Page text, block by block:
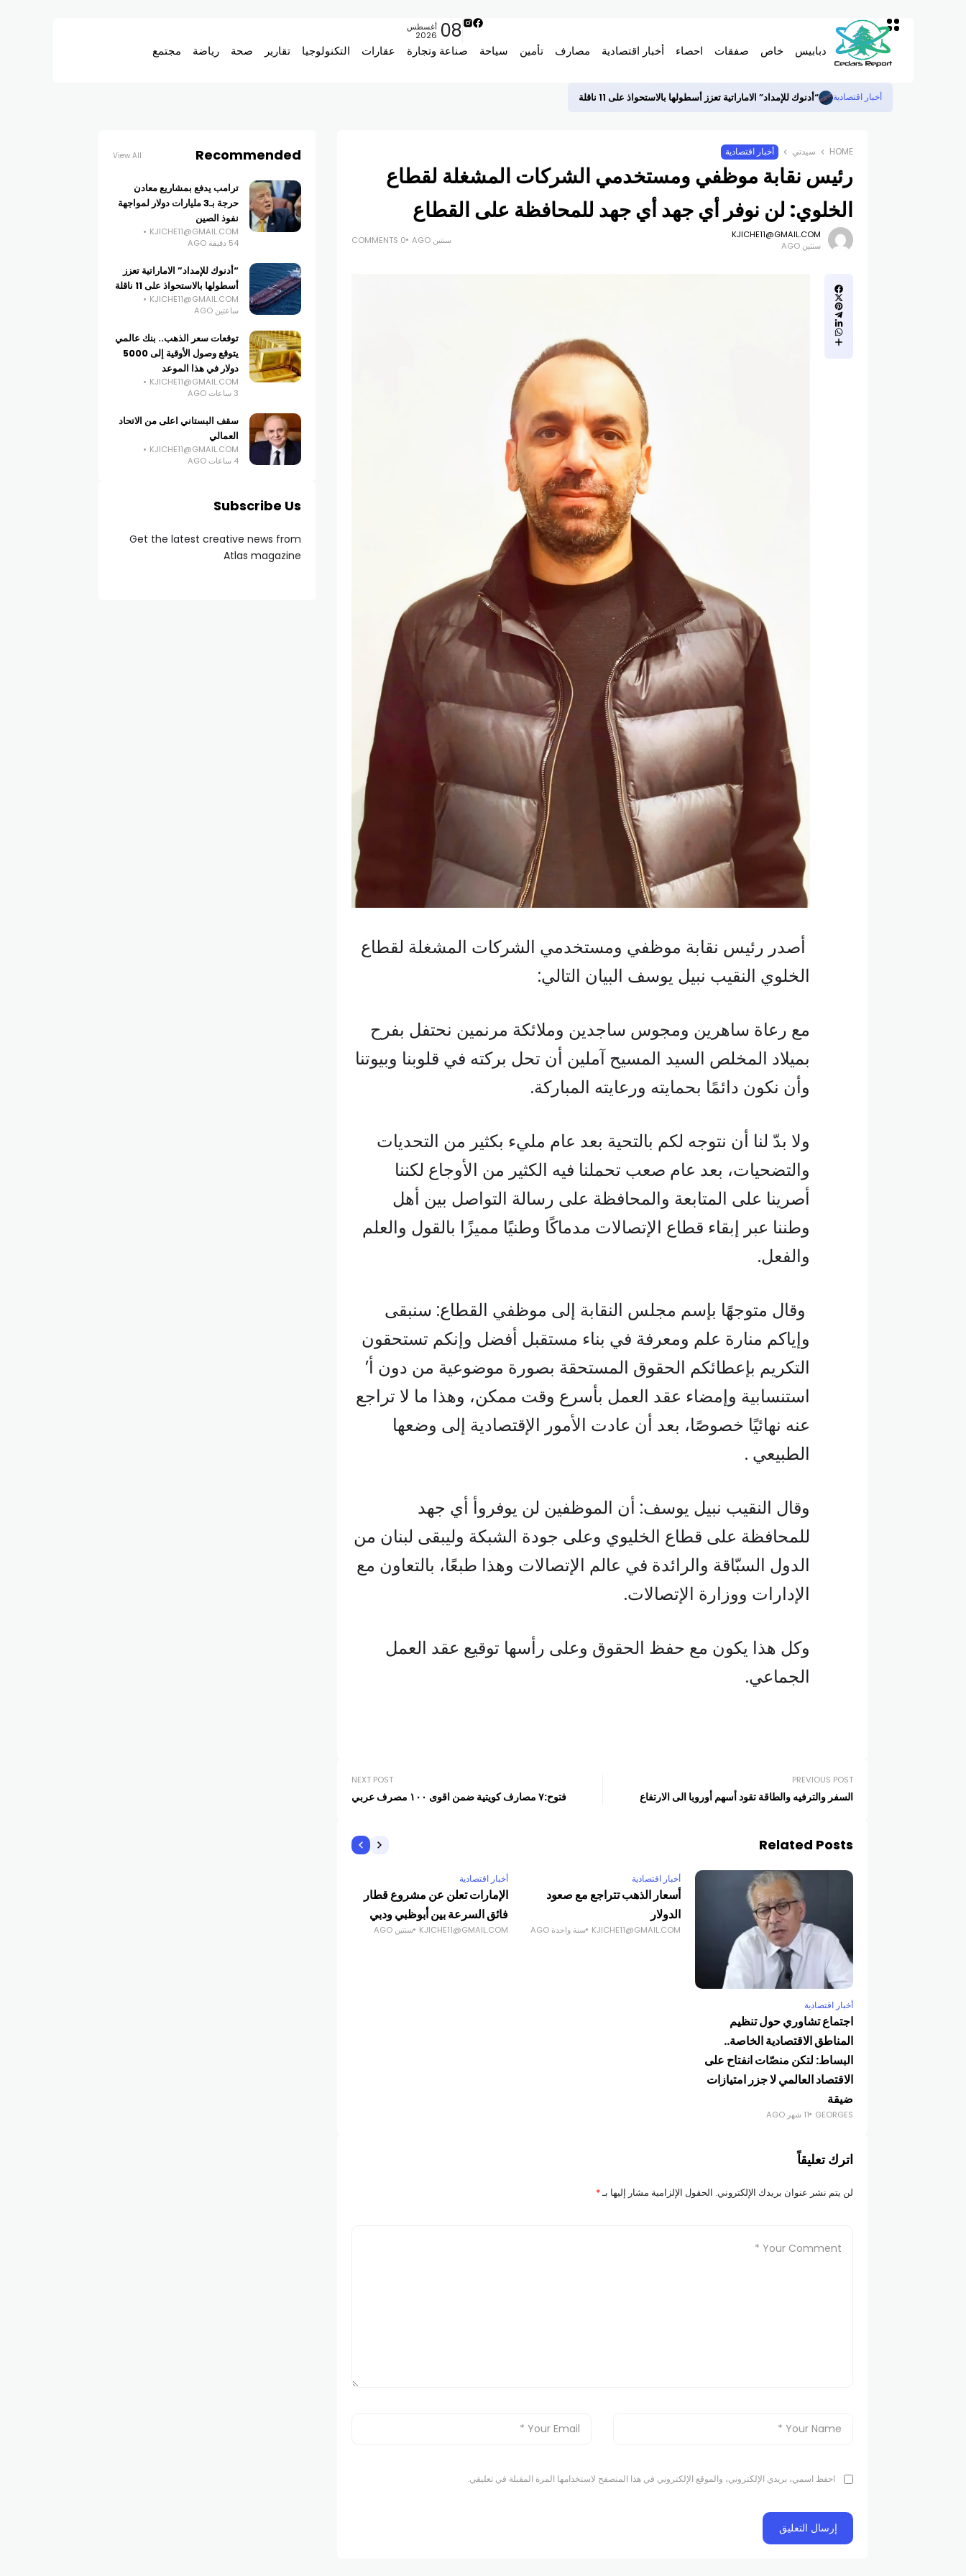
دبابيس خاص صفقات احصاء أخبار اقتصادية مصارف تأمين سياحة صناعة وتجارة عقارات التكنولوجيا تقارير صحة رياضة مجتمع
08 أغسطس
2026
أخبار اقتصادية “أدنوك للإمداد” الاماراتية تعزز أسطولها بالاستحواذ على 11 ناقلة
HOME سيدتي أخبار اقتصادية
رئيس نقابة موظفي ومستخدمي الشركات المشغلة لقطاع
الخلوي: لن نوفر أي جهد أي جهد للمحافظة على القطاع
KJICHE11@GMAIL.COM
سنتين AGO
سنتين AGO 0 COMMENTS
أصدر رئيس نقابة موظفي ومستخدمي الشركات المشغلة لقطاع
الخلوي النقيب نبيل يوسف البيان التالي:
مع رعاة ساهرين ومجوس ساجدين وملائكة مرنمين نحتفل بفرح
بميلاد المخلص السيد المسيح آملين أن تحل بركته في قلوبنا وبيوتنا
وأن نكون دائمًا بحمايته ورعايته المباركة.
ولا بدّ لنا أن نتوجه لكم بالتحية بعد عام مليء بكثير من التحديات
والتضحيات، بعد عام صعب تحملنا فيه الكثير من الأوجاع لكننا
أصرينا على المتابعة والمحافظة على رسالة التواصل بين أهل
وطننا عبر إبقاء قطاع الإتصالات مدماكًا وطنيًا مميزًا بالقول والعلم
والفعل.
وقال متوجهًا بإسم مجلس النقابة إلى موظفي القطاع: سنبقى
وإياكم منارة علم ومعرفة في بناء مستقبل أفضل وإنكم تستحقون
التكريم بإعطائكم الحقوق المستحقة بصورة موضوعية من دون أ’
استنسابية وإمضاء عقد العمل بأسرع وقت ممكن، وهذا ما لا تراجع
عنه نهائيًا خصوصًا، بعد أن عادت الأمور الإقتصادية إلى وضعها
الطبيعي .
وقال النقيب نبيل يوسف: أن الموظفين لن يوفروأ أي جهد
للمحافظة على قطاع الخليوي وعلى جودة الشبكة وليبقى لبنان من
الدول السبّاقة والرائدة في عالم الإتصالات وهذا طبعًا، بالتعاون مع
الإدارات ووزارة الإتصالات.
وكل هذا يكون مع حفظ الحقوق وعلى رأسها توقيع عقد العمل
الجماعي.
PREVIOUS POST
السفر والترفيه والطاقة تقود أسهم أوروبا الى الارتفاع
NEXT POST
فتوح:٧ مصارف كويتية ضمن اقوى ١٠٠ مصرف عربي
Related Posts
أخبار اقتصادية
اجتماع تشاوري حول تنظيم
المناطق الاقتصادية الخاصة..
البساط: لتكن منصّات انفتاح على
الاقتصاد العالمي لا جزر امتيازات
ضيقة
GEORGES 11 شهر AGO
أخبار اقتصادية
أسعار الذهب تتراجع مع صعود
الدولار
KJICHE11@GMAIL.COM سنة واحدة AGO
أخبار اقتصادية
الإمارات تعلن عن مشروع قطار
فائق السرعة بين أبوظبي ودبي
KJICHE11@GMAIL.COM سنتين AGO
اترك تعليقاً
لن يتم نشر عنوان بريدك الإلكتروني. الحقول الإلزامية مشار إليها بـ*
احفظ اسمي، بريدي الإلكتروني، والموقع الإلكتروني في هذا المتصفح لاستخدامها المرة المقبلة في تعليقي.
Recommended
View All
ترامب يدفع بمشاريع معادن
حرجة بـ3 مليارات دولار لمواجهة
نفوذ الصين
KJICHE11@GMAIL.COM
54 دقيقة AGO
“أدنوك للإمداد” الاماراتية تعزز
أسطولها بالاستحواذ على 11 ناقلة
KJICHE11@GMAIL.COM
ساعتين AGO
توقعات سعر الذهب.. بنك عالمي
يتوقع وصول الأوقية إلى 5000
دولار في هذا الموعد
KJICHE11@GMAIL.COM
3 ساعات AGO
سقف البستاني اعلى من الاتحاد
العمالي
KJICHE11@GMAIL.COM
4 ساعات AGO
Subscribe Us
Get the latest creative news from
Atlas magazine